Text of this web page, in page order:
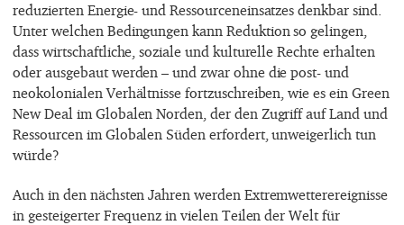
reduzierten Energie- und Ressourceneinsatzes denkbar sind.
Unter welchen Bedingungen kann Reduktion so gelingen,
dass wirtschaftliche, soziale und kulturelle Rechte erhalten
oder ausgebaut werden – und zwar ohne die post- und
neokolonialen Verhältnisse fortzuschreiben, wie es ein Green
New Deal im Globalen Norden, der den Zugriff auf Land und
Ressourcen im Globalen Süden erfordert, unweigerlich tun
würde?
Auch in den nächsten Jahren werden Extremwetterereignisse
in gesteigerter Frequenz in vielen Teilen der Welt für